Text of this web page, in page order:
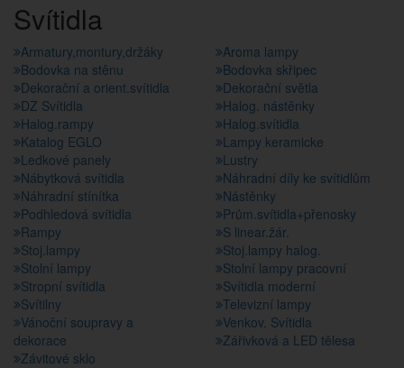
Svítidla
Armatury,montury,držáky
Aroma lampy
Bodovka na stěnu
Bodovka skřipec
Dekorační a orient.svítidla
Dekorační světla
DZ Svítidla
Halog. nástěnky
Halog.rampy
Halog.svítidla
Katalog EGLO
Lampy keramicke
Ledkové panely
Lustry
Nábytková svítidla
Náhradní díly ke svítidlům
Náhradní stínítka
Nástěnky
Podhledová svítidla
Prům.svítidla+přenosky
Rampy
S linear.žár.
Stoj.lampy
Stoj.lampy halog.
Stolní lampy
Stolní lampy pracovní
Stropní svítidla
Svítidla moderní
Svítilny
Televizní lampy
Vánoční soupravy a
dekorace
Venkov. Svítidla
Zářivková a LED tělesa
Závitové sklo